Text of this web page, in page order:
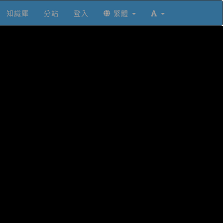
知識庫 分站 登入 繁體